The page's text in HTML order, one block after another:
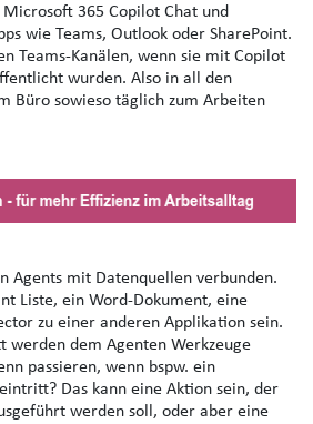
365 Copilot Chat und
wie Teams, Outlook oder SharePoint.
Teams-Kanälen, wenn sie mit Copilot
wurden. Also in all den
Büro sowieso täglich zum Arbeiten
Agents mit Datenquellen verbunden.
Liste, ein Word-Dokument, eine
zu einer anderen Applikation sein.
werden dem Agenten Werkzeuge
passieren, wenn bspw. ein
Das kann eine Aktion sein, der
werden soll, oder aber eine